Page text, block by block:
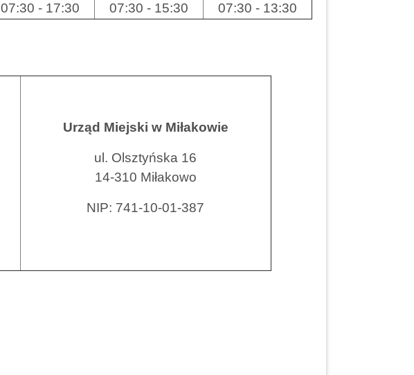
07:30 - 17:30 07:30 - 15:30 07:30 - 13:30
Urząd Miejski w Miłakowie
ul. Olsztyńska 16
14-310 Miłakowo
NIP: 741-10-01-387